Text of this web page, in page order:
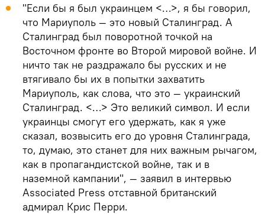
"Если бы я был украинцем <…>, я бы говорил,
что Мариуполь — это новый Сталинград. А
Сталинград был поворотной точкой на
Восточном фронте во Второй мировой войне. И
ничто так не раздражало бы русских и не
втягивало бы их в попытки захватить
Мариуполь, как слова, что это — украинский
Сталинград. <…> Это великий символ. И если
украинцы смогут его удержать, как я уже
сказал, возвысить его до уровня Сталинграда,
то, думаю, это станет для них важным рычагом,
как в пропагандистской войне, так и в
наземной кампании", — заявил в интервью
Associated Press отставной британский
адмирал Крис Перри.